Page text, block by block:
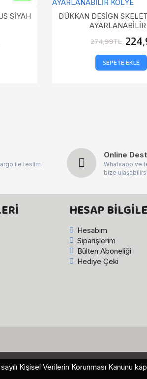
SİYAH
DÜKKAN DESİGN
274,99TL
SEPETE EKLE
ile teslim
Online
Whatsapp ve
bize
HESAP
Hesabım
Siparişlerim
Bülten Aboneliği
Hediye Çeki
Kişisel Verilerin Korunması Kanunu